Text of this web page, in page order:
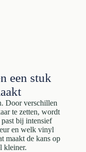
een stuk
Door verschillen
te zetten, wordt
bij intensief
en welk vinyl
maakt de kans op
kleiner.